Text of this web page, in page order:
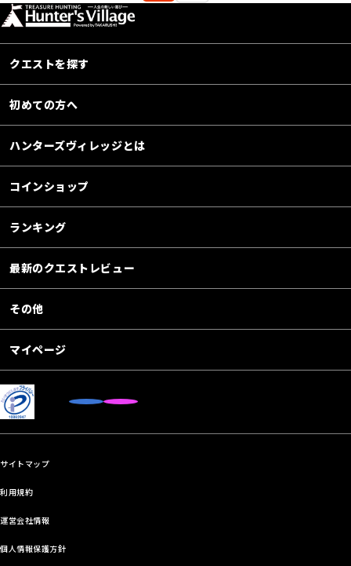
クエストを探す
初めての方へ
ハンターズヴィレッジとは
コインショップ
ランキング
最新のクエストレビュー
その他
マイページ
サイトマップ
利用規約
運営会社情報
個人情報保護方針